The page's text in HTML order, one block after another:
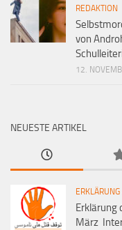
REDAKTION
von
12.
NEUESTE ARTIKEL
ERKLÄRUNG
Erklärung
März